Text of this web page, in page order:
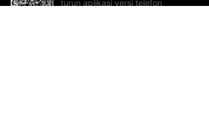
turun aplikasi versi telefon